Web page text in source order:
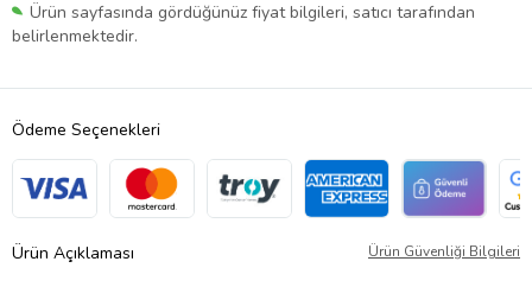
Ürün sayfasında gördüğünüz fiyat bilgileri, satıcı tarafından
belirlenmektedir.
Ödeme Seçenekleri
Ürün Açıklaması Ürün Güvenliği Bilgileri